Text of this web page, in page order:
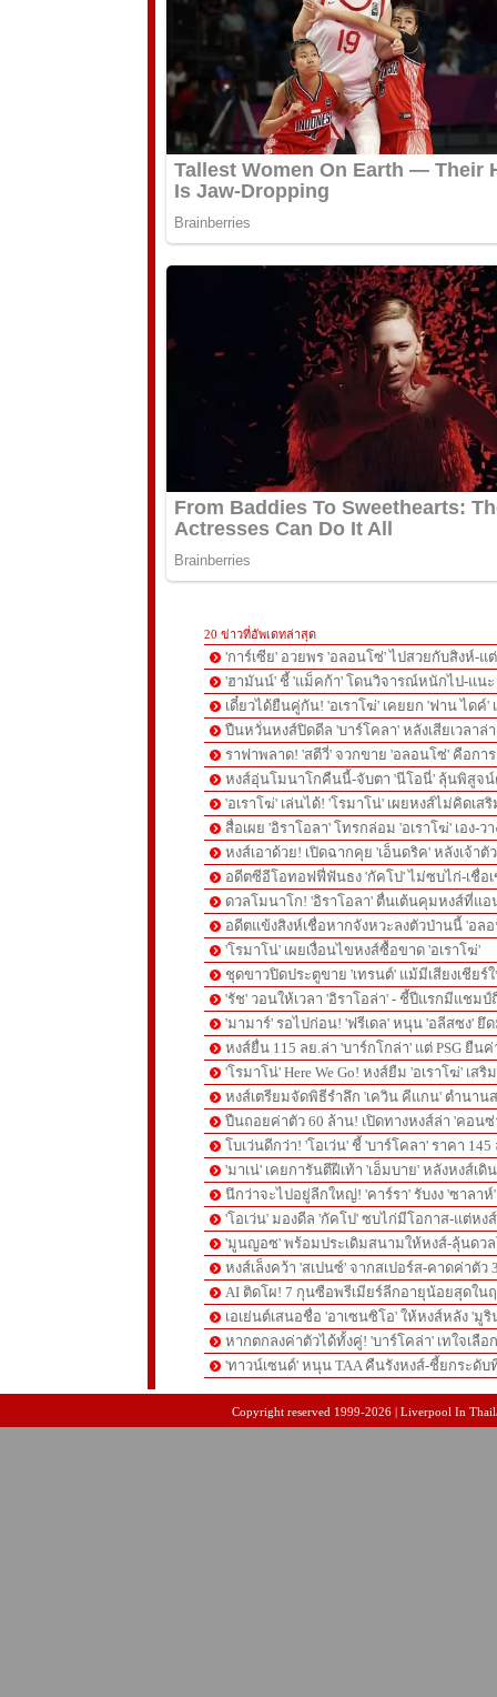
20 ข่าวที่อัพเดทล่าสุด
'การ์เซีย' อวยพร 'อลอนโซ่' ไปสวยกับสิงห์-แ
'ฮามันน์' ชี้ 'แม็คก้า' โดนวิจารณ์หนักไป-แนะ
เดี๋ยวได้ยืนคู่กัน! 'อเราโฆ่' เคยยก 'ฟาน ไดค์'
ปืนหวั่นหงส์ปิดดีล 'บาร์โคลา' หลังเสียเวลาล่
ราฟาพลาด! 'สตีวี่' จวกขาย 'อลอนโซ่' คือกา
หงส์อุ่นโมนาโกคืนนี้-จับตา 'นีโอนี่' ลุ้นพิสูจน์
'อเราโฆ่' เล่นได้! 'โรมาโน่' เผยหงส์ไม่คิดเส
สื่อเผย 'อิราโอลา' โทรกล่อม 'อเราโฆ่' เอง-ว
หงส์เอาด้วย! เปิดฉากคุย 'เอ็นดริค' หลังเจ้า
อดีตซีอีโอทอฟฟี่ฟันธง 'กัคโป' ไม่ซบไก่-เชื่อเ
ดวลโมนาโก! 'อิราโอลา' ตื่นเต้นคุมหงส์ที่แ
อดีตแข้งสิงห์เชื่อหากจังหวะลงตัวป่านนี้ 'อล
'โรมาโน่' เผยเงื่อนไขหงส์ซื้อขาด 'อเราโฆ่'
ชุดขาวปิดประตูขาย 'เทรนต์' แม้มีเสียงเชียร์
'รัช' วอนให้เวลา 'อิราโอล่า' - ชี้ปีแรกมีแชมป์
'มามาร์' รอไปก่อน! 'ฟรีเดล' หนุน 'อลีสซง' ยึ
หงส์ยื่น 115 ลย.ล่า 'บาร์กโกล่า' แต่ PSG ยืนค่
'โรมาโน่' Here We Go! หงส์ยืม 'อเราโฆ่' เสริ
หงส์เตรียมจัดพิธีรำลึก 'เควิน คีแกน' ตำนาน
ปืนถอยค่าตัว 60 ล้าน! เปิดทางหงส์ล่า 'คอนซ่
โบเว่นดีกว่า! 'โอเว่น' ชี้ 'บาร์โคลา' ราคา
'มาเน่' เคยการันตีฝีเท้า 'เอ็มบาย' หลังหงส์เดิ
นึกว่าจะไปอยู่ลีกใหญ่! 'คาร์รา' รับงง 'ซาลา
'โอเว่น' มองดีล 'กัคโป' ซบไก่มีโอกาส-แต่ห
'มูนญอซ' พร้อมประเดิมสนามให้หงส์-ลุ้นดว
หงส์เล็งคว้า 'สเปนซ์' จากสเปอร์ส-คาดค่าตัว
AI ติดโผ! 7 กุนซือพรีเมียร์ลีกอายุน้อยสุดใน
เอเย่นต์เสนอชื่อ 'อาเซนซิโอ' ให้หงส์หลัง 'มู
หากตกลงค่าตัวได้ทั้งคู่! 'บาร์โคล่า' เทใจเลือ
'ทาวน์เซนด์' หนุน TAA คืนรังหงส์-ชี้ยกระดั
Copyright reserved 1999-2026 | Liverpool In